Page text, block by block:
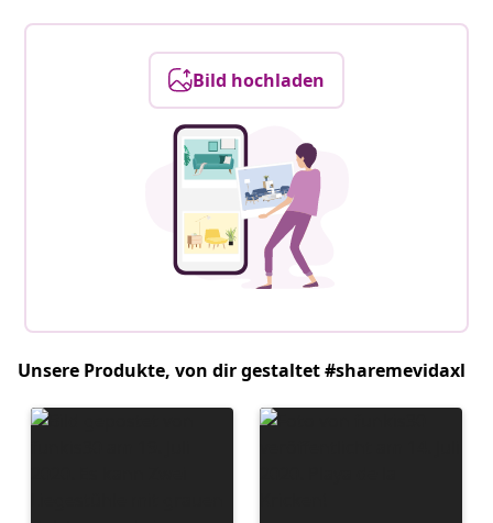
Bild hochladen
Unsere Produkte, von dir gestaltet #sharemevidaxl